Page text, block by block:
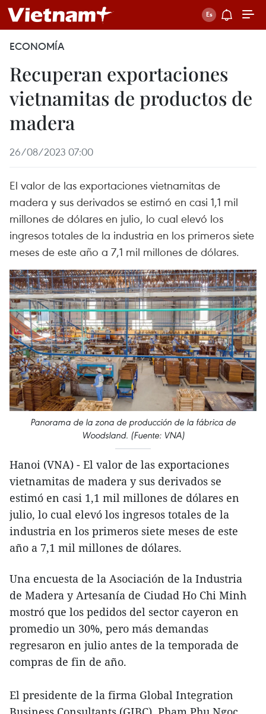
ECONOMÍA
Recuperan exportaciones
vietnamitas de productos de
madera
26/08/2023 07:00
El valor de las exportaciones vietnamitas de
madera y sus derivados se estimó en casi 1,1 mil
millones de dólares en julio, lo cual elevó los
ingresos totales de la industria en los primeros siete
meses de este año a 7,1 mil millones de dólares.
Panorama de la zona de producción de la fábrica de
Woodsland. (Fuente: VNA)
Hanoi (VNA) - El valor de las exportaciones
vietnamitas de madera y sus derivados se
estimó en casi 1,1 mil millones de dólares en
julio, lo cual elevó los ingresos totales de la
industria en los primeros siete meses de este
año a 7,1 mil millones de dólares.
Una encuesta de la Asociación de la Industria
de Madera y Artesanía de Ciudad Ho Chi Minh
mostró que los pedidos del sector cayeron en
promedio un 30%, pero más demandas
regresaron en julio antes de la temporada de
compras de fin de año.
El presidente de la firma Global Integration